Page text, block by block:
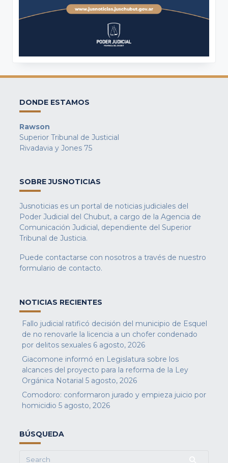
DONDE ESTAMOS
Rawson
Superior Tribunal de Justicial
Rivadavia y Jones 75
SOBRE JUSNOTICIAS
Jusnoticias es un portal de noticias judiciales del
Poder Judicial del Chubut, a cargo de la Agencia de
Comunicación Judicial, dependiente del Superior
Tribunal de Justicia.
Puede contactarse con nosotros a través de nuestro
formulario de contacto.
NOTICIAS RECIENTES
Fallo judicial ratificó decisión del municipio de Esquel
de no renovarle la licencia a un chofer condenado
por delitos sexuales 6 agosto, 2026
Giacomone informó en Legislatura sobre los
alcances del proyecto para la reforma de la Ley
Orgánica Notarial 5 agosto, 2026
Comodoro: conformaron jurado y empieza juicio por
homicidio 5 agosto, 2026
BÚSQUEDA